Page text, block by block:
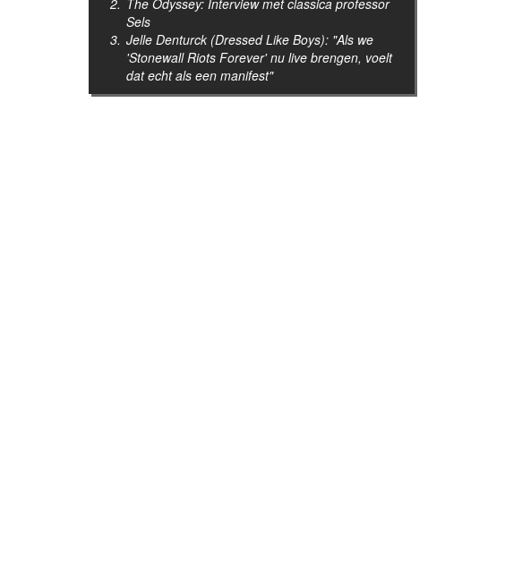
Sels
Jelle Denturck (Dressed Like Boys): "Als we
'Stonewall Riots Forever' nu live brengen, voelt
dat echt als een manifest"